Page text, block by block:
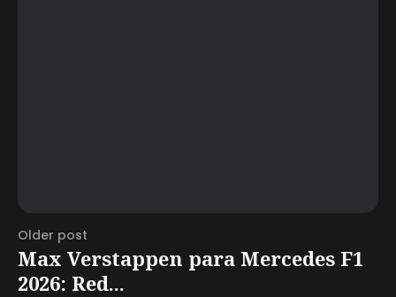
Older post
Max Verstappen para Mercedes F1
2026: Red...